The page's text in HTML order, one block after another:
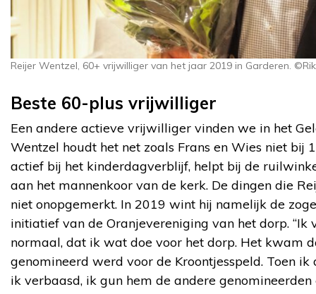
Reijer Wentzel, 60+ vrijwilliger van het jaar 2019 in Garderen.
Beste 60-plus vrijwilliger
Een andere actieve vrijwilliger vinden we in het
Wentzel houdt het net zoals Frans en Wies niet bij
actief bij het kinderdagverblijf, helpt bij de
aan het mannenkoor van de kerk. De dingen die
niet onopgemerkt. In 2019 wint hij namelijk de
initiatief van de Oranjevereniging van het dorp. “Ik
normaal, dat ik wat doe voor het dorp. Het kwam
genomineerd werd voor de Kroontjesspeld. Toen
ik verbaasd, ik gun hem de andere